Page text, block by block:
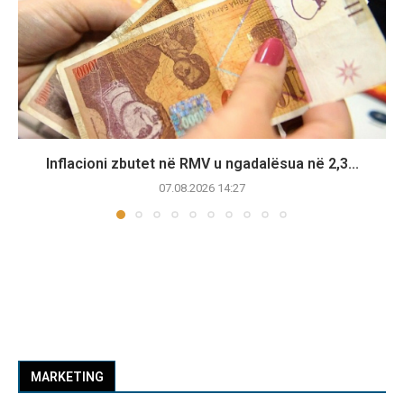
Inflacioni zbutet në RMV u ngadalësua në 2,3...
07.08.2026 14:27
MARKETING